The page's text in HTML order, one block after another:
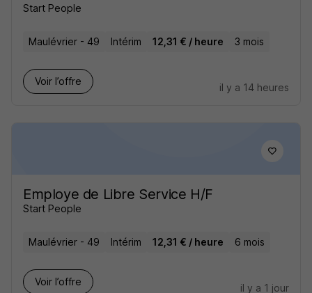
Start People
Maulévrier - 49 Intérim 12,31 € / heure 3 mois
Voir l’offre
il y a 14 heures
Employe de Libre Service H/F
Start People
Maulévrier - 49 Intérim 12,31 € / heure 6 mois
Voir l’offre
il y a 1 jour